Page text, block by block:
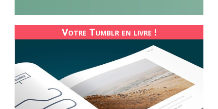
Votre Tumblr en livre !